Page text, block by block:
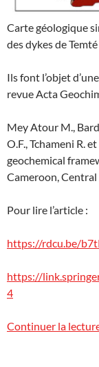
Carte géologique
des dykes de
Ils font l’objet
revue Acta
Mey Atour M.,
O.F., Tchameni R.
geochemical
Cameroon,
Pour lire l’article :
https://rdcu.be/
https://
4
Continuer la